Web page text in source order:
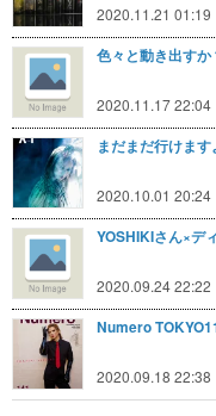
2020.11.21 01:19
色々と動き出すか
2020.11.17 22:04
まだまだ行けます
2020.10.01 20:24
YOSHIKIさん×デ
2020.09.24 22:22
Numero
2020.09.18 22:38